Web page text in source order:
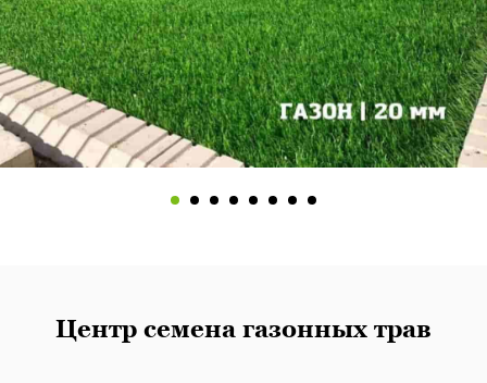
Центр семена газонных трав